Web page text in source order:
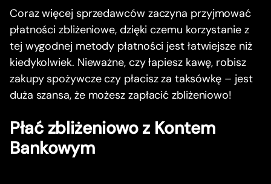
Coraz więcej sprzedawców zaczyna przyjmować
płatności zbliżeniowe, dzięki czemu korzystanie z
tej wygodnej metody płatności jest łatwiejsze niż
kiedykolwiek. Nieważne, czy łapiesz kawę, robisz
zakupy spożywcze czy płacisz za taksówkę – jest
duża szansa, że możesz zapłacić zbliżeniowo!
Płać zbliżeniowo z Kontem
Bankowym